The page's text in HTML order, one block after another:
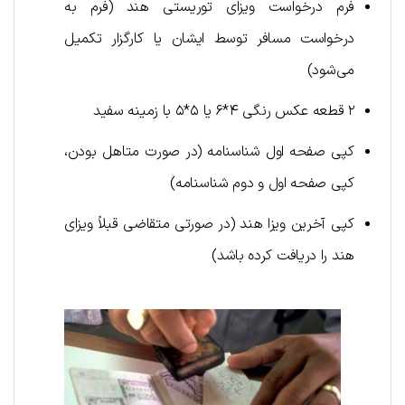
فرم درخواست ویزای توریستی هند (فرم به
درخواست مسافر توسط ایشان یا کارگزار تکمیل
می‌شود)
۲ قطعه عکس رنگی ۴*۶ یا ۵*۵ با زمینه سفید
کپی صفحه اول شناسنامه (در صورت متاهل بودن،
کپی صفحه اول و دوم شناسنامه)
کپی آخرین ویزا هند (در صورتی متقاضی قبلاً ویزای
هند را دریافت کرده باشد)